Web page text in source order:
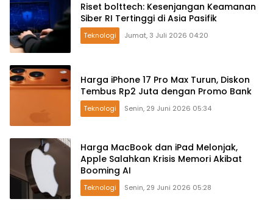
Riset bolttech: Kesenjangan Keamanan
Siber RI Tertinggi di Asia Pasifik
Teknologi Jumat, 3 Juli 2026 04:20
Harga iPhone 17 Pro Max Turun, Diskon
Tembus Rp2 Juta dengan Promo Bank
Teknologi Senin, 29 Juni 2026 05:34
Harga MacBook dan iPad Melonjak,
Apple Salahkan Krisis Memori Akibat
Booming AI
Teknologi Senin, 29 Juni 2026 05:28